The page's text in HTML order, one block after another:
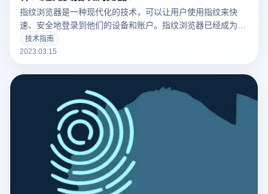
指纹浏览器是一种现代化的技术，可以让用户使用指纹来快
速、安全地登录到他们的设备和账户。指纹浏览器已经成为了
现代科技的标志之一，并且越来越多的人开始使用它。
技术指南
2023.03.15